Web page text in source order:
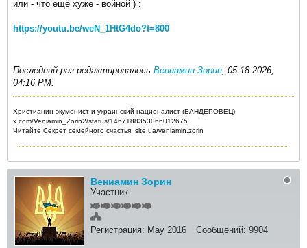
или - что ещё хуже - войной ) :
https://youtu.be/weN_1HtG4do?t=800
Последний раз редактировалось Вениамин Зорин; 05-18-2026,
04:16 PM.
Христианин-экуменист и украинский националист (БАНДЕРОВЕЦ)
x.com/Veniamin_Zorin2/status/1467188353066012675
Читайте Секрет семейного счастья: site.ua/veniamin.zorin
Вениамин Зорин
Участник
Регистрация: May 2016 Сообщений: 9904